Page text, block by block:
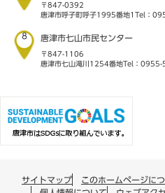
〒847-0392
唐津市呼子町呼子1995番地1 Tel：
8 唐津市七山市民センター
〒847-1106
唐津市七山滝川1254番地Tel：0955-
サイトマップ このホームページに